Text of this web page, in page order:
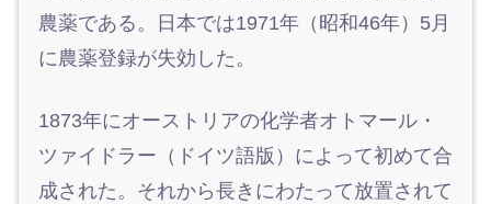
農薬である。日本では1971年（昭和46年）5月
に農薬登録が失効した。
1873年にオーストリアの化学者オトマール・
ツァイドラー（ドイツ語版）によって初めて合
成された。それから長きにわたって放置されて